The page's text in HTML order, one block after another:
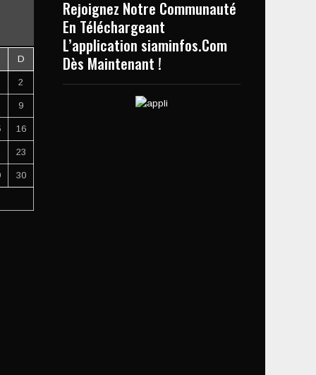
D
2
9
16
23
30
Rejoignez Notre Communauté
En Téléchargeant
L’application siaminfos.Com
Dès Maintenant !